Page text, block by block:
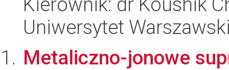
Uniwersytet
Metaliczno-jonowe